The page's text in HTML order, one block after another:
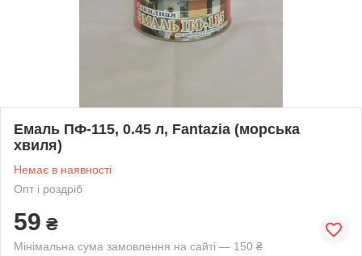
Емаль ПФ-115, 0.45 л, Fantazia (морська
хвиля)
Немає в наявності
Опт і роздріб
59 ₴
Мінімальна сума замовлення на сайті — 150 ₴